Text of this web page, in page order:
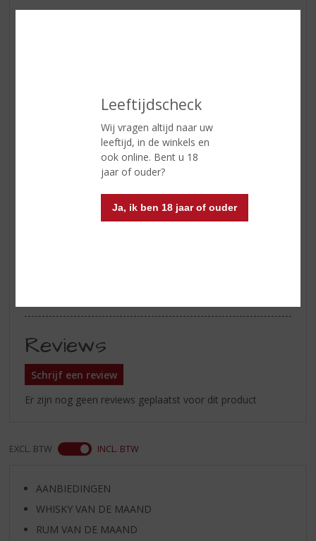
Leeftijdscheck
Wij vragen altijd naar uw
leeftijd, in de winkels en
ook online. Bent u 18
jaar of ouder?
Ja, ik ben 18 jaar of ouder
75 CL
19.5% vol
Tawny
Tawny
de geur van gebrande amandelen
en noten met tonen van vijgen
Reviews
Schrijf een review
Er zijn nog geen reviews geplaatst voor dit product
EXCL. BTW INCL. BTW
AANBIEDINGEN
WHISKY VAN DE MAAND
RUM VAN DE MAAND